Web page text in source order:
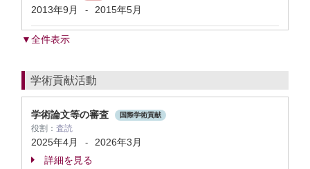
2013年9月 - 2015年5月
▼全件表示
学術貢献活動
学術論文等の審査 国際学術貢献
役割： 査読
2025年4月 -
2026年3月
詳細を見る